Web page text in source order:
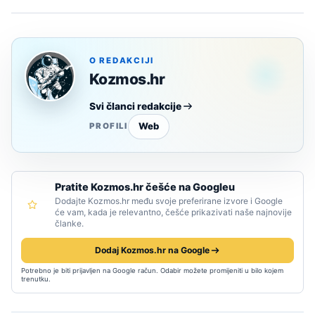
O REDAKCIJI
Kozmos.hr
Svi članci redakcije
PROFILI Web
Pratite Kozmos.hr češće na Googleu
Dodajte Kozmos.hr među svoje preferirane izvore i Google
će vam, kada je relevantno, češće prikazivati naše najnovije
članke.
Dodaj Kozmos.hr na Google
Potrebno je biti prijavljen na Google račun. Odabir možete promijeniti u bilo kojem
trenutku.